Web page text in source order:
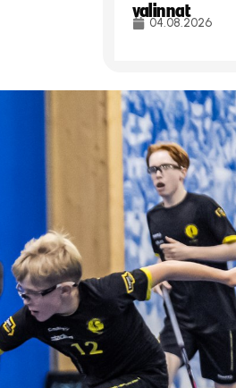
valinnat
04.08.2026